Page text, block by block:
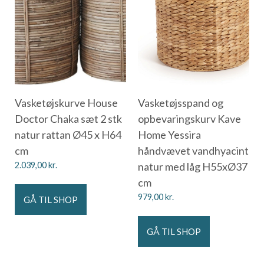
Vasketøjskurve House
Doctor Chaka sæt 2 stk
natur rattan Ø45 x H64
cm
2.039,00kr.
GÅ TIL SHOP
Vasketøjsspand og
opbevaringskurv Kave
Home Yessira
håndvævet vandhyacint
natur med låg H55xØ37
cm
979,00kr.
GÅ TIL SHOP